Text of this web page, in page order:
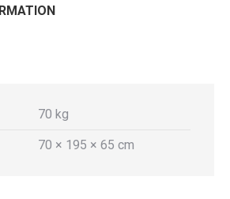
70 kg
70 × 195 × 65 cm